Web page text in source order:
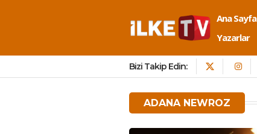
Ana Sayfa
Yazarlar
Bizi Takip Edin:
ADANA NEWROZ